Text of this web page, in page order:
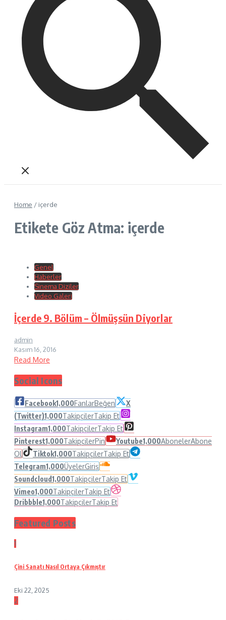
Home / içerde
Etikete Göz Atma: içerde
Genel
Haberler
Sinema Diziler
Video Galeri
İçerde 9. Bölüm – Ölmüşsün Diyorlar
admin
Kasım 16, 2016
Read More
Social Icons
Facebook1,000FanlarBeğen
X
(Twitter)1,000TakipçilerTakip Et
Instagram1,000TakipçilerTakip Et
Pinterest1,000TakipçilerPin Youtube1,000AbonelerAbone
Ol
Tiktok1,000TakipçilerTakip Et
Telegram1,000ÜyelerGiriş
Soundcloud1,000TakipçilerTakip Et
Vimeo1,000TakipçilerTakip Et
Dribbble1,000TakipçilerTakip Et
Featured Posts
1
Çini Sanatı Nasıl Ortaya Çıkmıştır
Eki 22, 2025
2